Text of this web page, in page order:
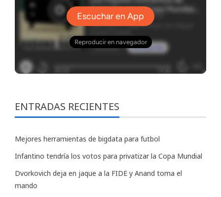
ENTRADAS RECIENTES
Mejores herramientas de bigdata para futbol
Infantino tendría los votos para privatizar la Copa Mundial
Dvorkovich deja en jaque a la FIDE y Anand toma el
mando